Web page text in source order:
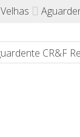
Velhas